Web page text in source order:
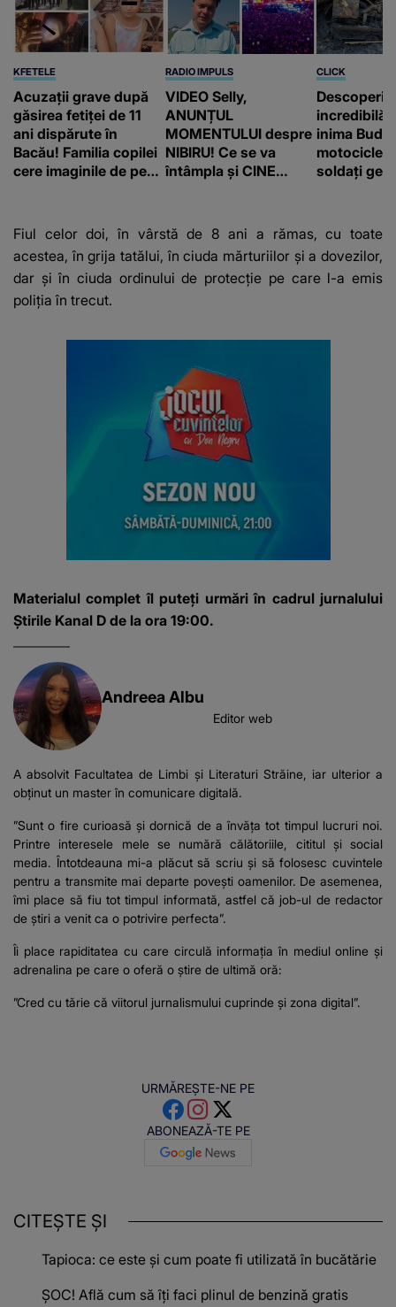
KFETELE
Acuzații grave după
găsirea fetiței de 11
ani dispărute în
Bacău! Familia copilei
cere imaginile de pe
a mai dus sora mea...”
RADIO IMPULS
VIDEO Selly,
ANUNȚUL
MOMENTULUI despre
NIBIRU! Ce se va
întâmpla și CINE
e ciudă că..."
CLICK
incredibilă
inima
soldați
Fiul celor doi, în vârstă de 8 ani a rămas, cu toate
acestea, în grija tatălui, în ciuda mărturiilor și a dovezilor,
dar și în ciuda ordinului de protecție pe care l-a emis
poliția în trecut.
Materialul complet îl puteți urmări în cadrul jurnalului
Știrile Kanal D de la ora 19:00.
Andreea Albu
Editor web
A absolvit Facultatea de Limbi și Literaturi Străine, iar ulterior a
obținut un master în comunicare digitală.
”Sunt o fire curioasă și dornică de a învăța tot timpul lucruri noi.
Printre interesele mele se numără călătoriile, cititul și social
media. Întotdeauna mi-a plăcut să scriu și să folosesc cuvintele
pentru a transmite mai departe povești oamenilor. De asemenea,
îmi place să fiu tot timpul informată, astfel că job-ul de redactor
de știri a venit ca o potrivire perfecta”.
Îi place rapiditatea cu care circulă informația în mediul online și
adrenalina pe care o oferă o știre de ultimă oră:
”Cred cu tărie că viitorul jurnalismului cuprinde și zona digital”.
URMĂREȘTE-NE PE
ABONEAZĂ-TE PE
CITEȘTE ȘI
Tapioca: ce este și cum poate fi utilizată în bucătărie
ȘOC! Află cum să îți faci plinul de benzină gratis